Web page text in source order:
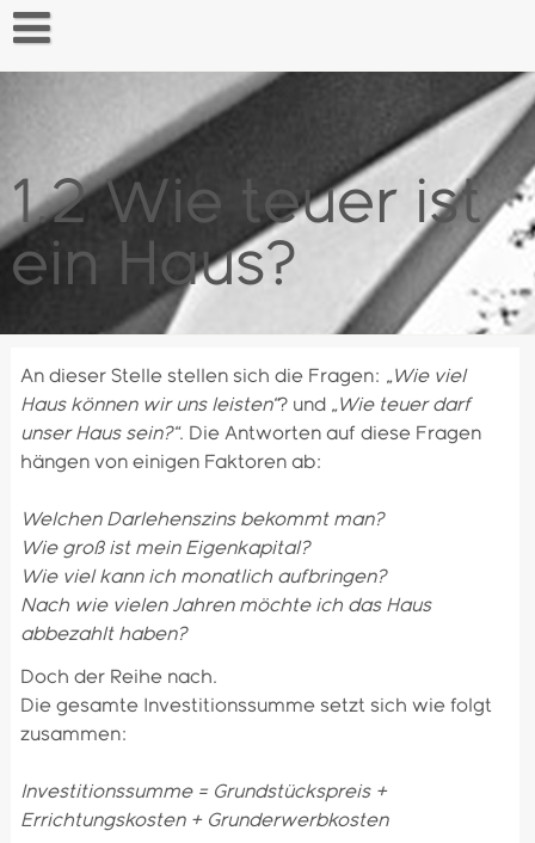
Skip
to
content
1.2 Wie teuer ist
ein Haus?
An dieser Stelle stellen sich die Fragen: „Wie viel
Haus können wir uns leisten“? und „Wie teuer darf
unser Haus sein?“. Die Antworten auf diese Fragen
hängen von einigen Faktoren ab:
Welchen Darlehenszins bekommt man?
Wie groß ist mein Eigenkapital?
Wie viel kann ich monatlich aufbringen?
Nach wie vielen Jahren möchte ich das Haus
abbezahlt haben?
Doch der Reihe nach.
Die gesamte Investitionssumme setzt sich wie folgt
zusammen:
Investitionssumme = Grundstückspreis +
Errichtungskosten + Grunderwerbkosten